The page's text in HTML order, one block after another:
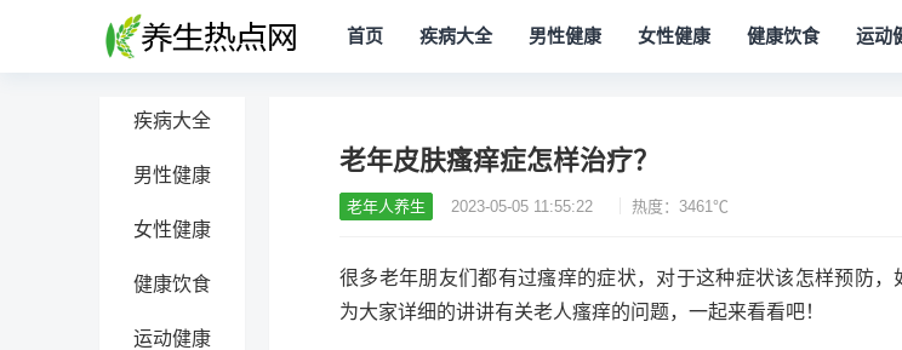
首页 疾病大全 男性健康 女性健康 健康饮食 运动
疾病大全
男性健康
女性健康
健康饮食
运动健康
老年皮肤瘙痒症怎样治疗？
老年人养生 2023-05-05 11:55:22 热度：3461℃
很多老年朋友们都有过瘙痒的症状，对于这种症状该怎样预防，
为大家详细的讲讲有关老人瘙痒的问题，一起来看看吧！